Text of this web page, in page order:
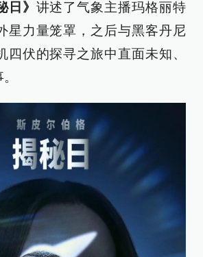
日》 讲述了气象主播玛格丽特
星力量笼罩，之后与黑客丹尼
四伏的探寻之旅中直面未知、